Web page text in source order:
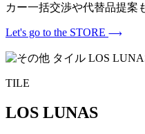
カー一括交渉や代替品提案
Let's go to the STORE
TILE
LOS LUNAS